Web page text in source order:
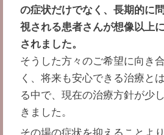
の症状だけでなく、長期的に
視される患者さんが想像以上
されました。
そうした方々のご希望に向き
く、将来も安心できる治療と
る中で、現在の治療方針が少
きました。